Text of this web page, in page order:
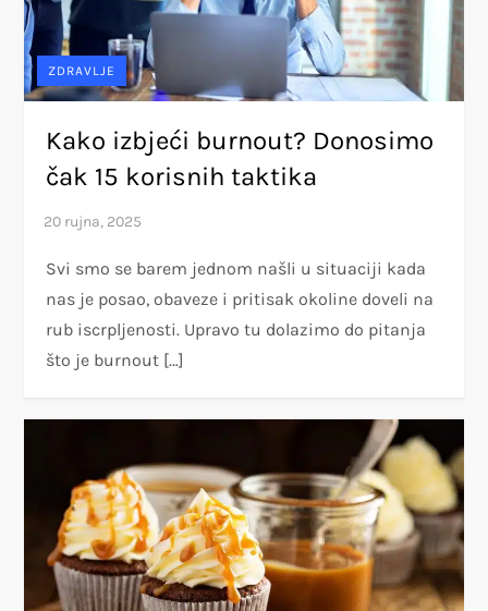
ZDRAVLJE
Kako izbjeći burnout? Donosimo
čak 15 korisnih taktika
Svi smo se barem jednom našli u situaciji kada
nas je posao, obaveze i pritisak okoline doveli na
rub iscrpljenosti. Upravo tu dolazimo do pitanja
što je burnout […]